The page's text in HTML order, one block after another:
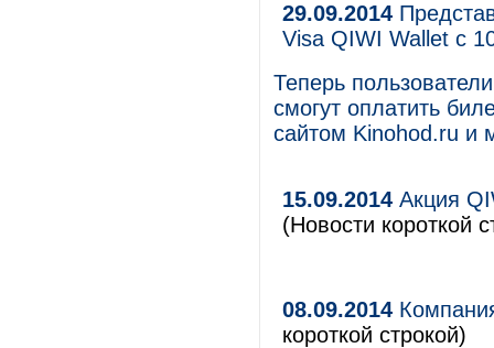
29.09.2014
Visa QIWI Wallet с
Теперь
смогут оплатить
сайтом Kinohod.ru и
15.09.2014 Акция
(Новости короткой
08.09.2014
короткой строкой)